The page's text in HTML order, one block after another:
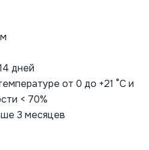
дней
от 0 до +21 °С и
< 70%
3 месяцев